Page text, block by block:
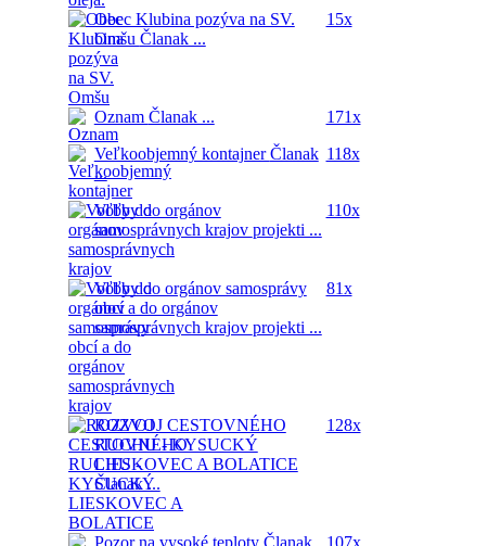
Obec Klubina pozýva na SV.
Omšu Članak ...
15x
Oznam Članak ...
171x
Veľkoobjemný kontajnerČlanak
...
118x
Voľby do orgánov
samosprávnych krajov projekti ...
110x
Voľby do orgánov samosprávy
obcí a do orgánov
samosprávnych krajov projekti ...
81x
ROZVOJ CESTOVNÉHO
RUCHU - KYSUCKÝ
LIESKOVEC A BOLATICE
Članak ...
128x
Pozor na vysoké teploty Članak
107x